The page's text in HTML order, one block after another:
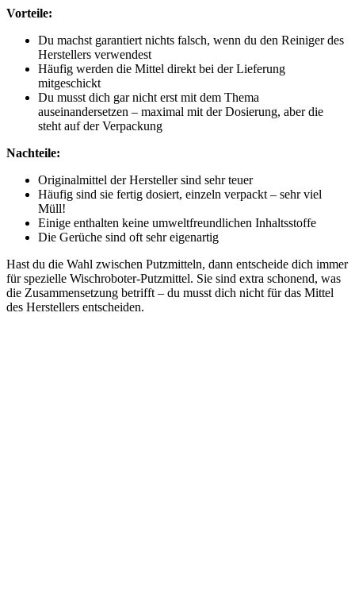
Vorteile:
Du machst garantiert nichts falsch, wenn du den Reiniger des
Herstellers verwendest
Häufig werden die Mittel direkt bei der Lieferung
mitgeschickt
Du musst dich gar nicht erst mit dem Thema
auseinandersetzen – maximal mit der Dosierung, aber die
steht auf der Verpackung
Nachteile:
Originalmittel der Hersteller sind sehr teuer
Häufig sind sie fertig dosiert, einzeln verpackt – sehr viel
Müll!
Einige enthalten keine umweltfreundlichen Inhaltsstoffe
Die Gerüche sind oft sehr eigenartig
Hast du die Wahl zwischen Putzmitteln, dann entscheide dich immer
für spezielle Wischroboter-Putzmittel. Sie sind extra schonend, was
die Zusammensetzung betrifft – du musst dich nicht für das Mittel
des Herstellers entscheiden.